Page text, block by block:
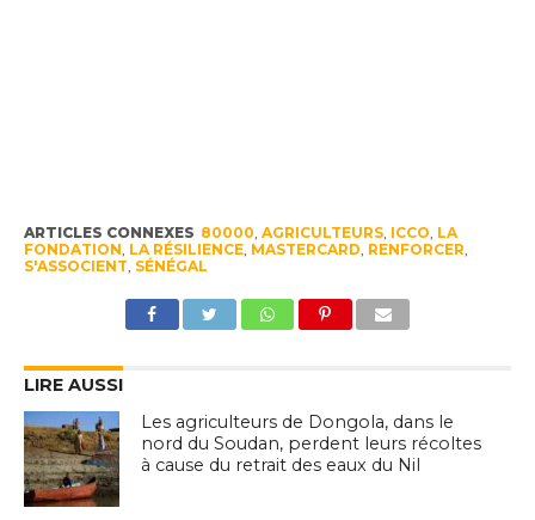
ARTICLES CONNEXES 80000, AGRICULTEURS, ICCO, LA
FONDATION, LA RÉSILIENCE, MASTERCARD, RENFORCER,
S'ASSOCIENT, SÉNÉGAL
LIRE AUSSI
Les agriculteurs de Dongola, dans le
nord du Soudan, perdent leurs récoltes
à cause du retrait des eaux du Nil